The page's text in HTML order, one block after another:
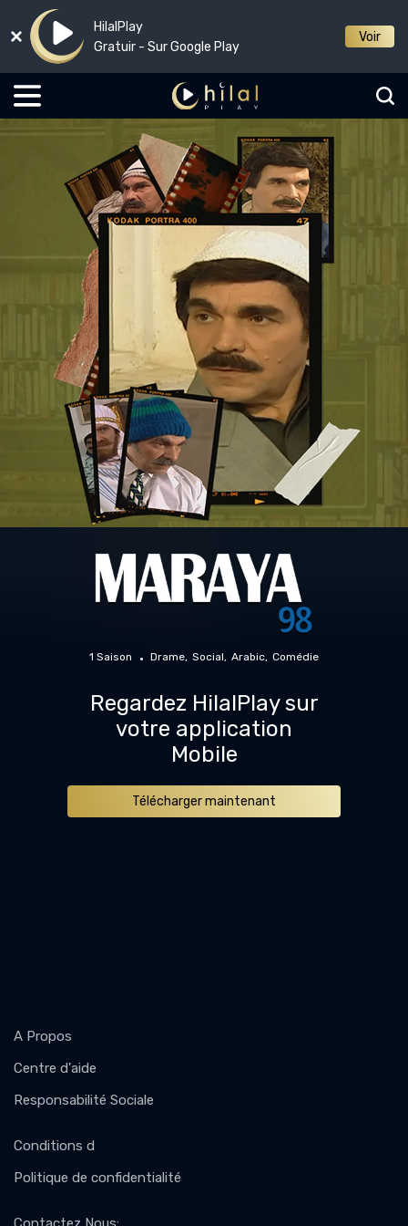
HilalPlay
Gratuir - Sur Google Play
Voir
1 Saison Drame Social Arabic Comédie
Regardez HilalPlay sur
votre application
Mobile
Télécharger maintenant
A Propos
Centre d'aide
Responsabilité Sociale
Conditions d
Politique de confidentialité